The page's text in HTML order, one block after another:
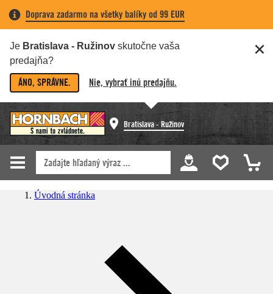
Doprava zadarmo na všetky balíky od 99 EUR
Je Bratislava - Ružinov skutočne vaša
predajňa?
ÁNO, SPRÁVNE. Nie, vybrať inú predajňu.
Bratislava - Ružinov
Úvodná stránka